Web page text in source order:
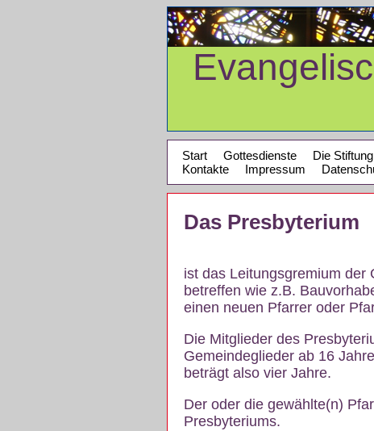
Start Gottesdienste Die Stiftung
Kontakte
Impressum
Das Presbyterium
ist das Leitungsgremium der
betreffen wie z.B.
einen neuen Pfarrer oder
Die Mitglieder des
Gemeindeglieder ab 16
beträgt also vier Jahre.
Der oder die gewählte(n)
Presbyteriums.